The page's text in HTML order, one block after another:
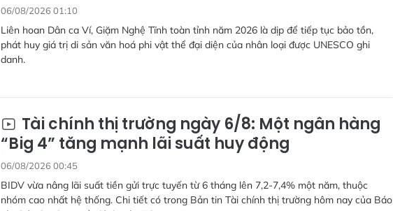
06/08/2026 01:10
Liên hoan Dân ca Ví, Giặm Nghệ Tĩnh toàn tỉnh năm 2026 là dịp để tiếp tục bảo tồn,
phát huy giá trị di sản văn hoá phi vật thể đại diện của nhân loại được UNESCO ghi
danh.
Tài chính thị trường ngày 6/8: Một ngân hàng
“Big 4” tăng mạnh lãi suất huy động
06/08/2026 00:45
BIDV vừa nâng lãi suất tiền gửi trực tuyến từ 6 tháng lên 7,2-7,4% một năm, thuộc
nhóm cao nhất hệ thống. Chi tiết có trong Bản tin Tài chính thị trường hôm nay của Báo